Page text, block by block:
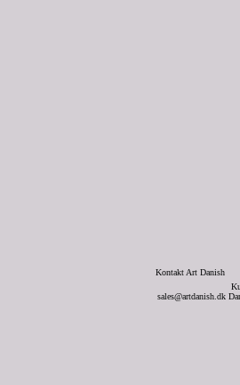
Kontakt Art Danish
sales@artdanish.dk